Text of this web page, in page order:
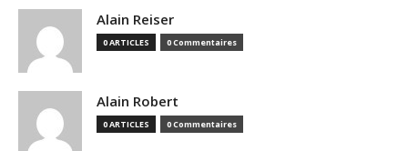
Alain Reiser
0 ARTICLES 0 Commentaires
Alain Robert
0 ARTICLES 0 Commentaires